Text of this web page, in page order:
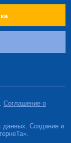
Соглашение о
данных. Создание и